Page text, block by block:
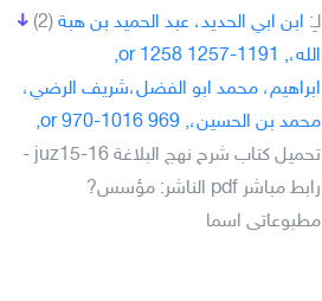
(2) لـِ: ابن ابي الحديد، عبد الحميد بن هبة
الله،, 1191-1257 or 1258,
ابراهيم، محمد ابو الفضل،شريف الرضي،
محمد بن الحسين،, 969 or 970-1016,
تحميل كتاب شرح نهج البلاغة juz15-16 -
رابط مباشر pdf الناشر: مؤسس?
مطبوعاتى اسما